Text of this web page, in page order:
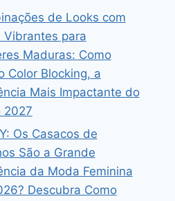
de Looks com
Vibrantes para
Maduras: Como
Color Blocking, a
Mais Impactante do
2027
Os Casacos de
São a Grande
da Moda Feminina
Descubra Como